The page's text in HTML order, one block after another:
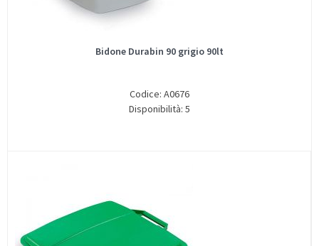
Bidone Durabin 90 grigio 90lt
Codice: A0676
Disponibilità: 5